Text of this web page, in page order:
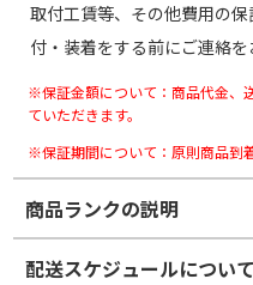
取付工賃等、その他費用の
付・装着をする前にご連絡を
※保証金額について：商品代金、
ていただきます。
※保証期間について：原則商品到
商品ランクの説明
※商品ランクは出品者の主観
かじめご
配送スケジュールについて